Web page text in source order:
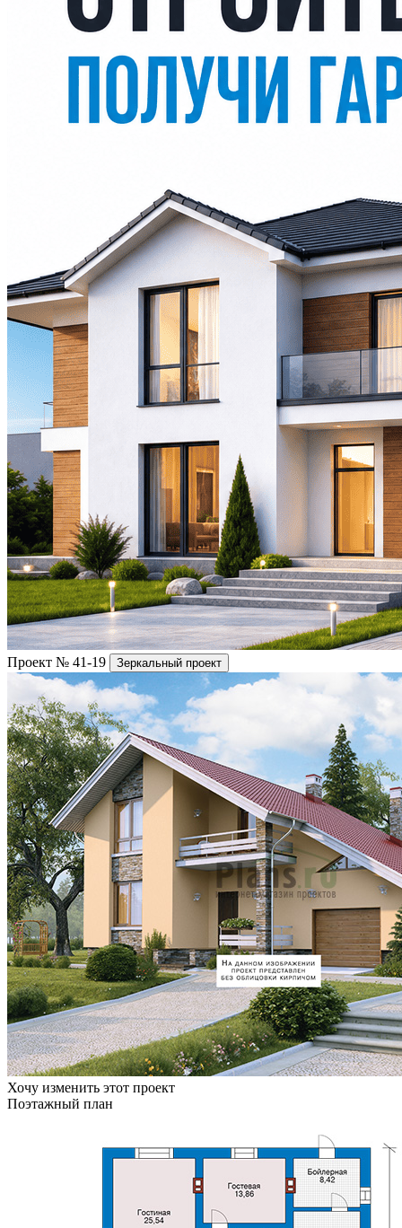
Проект № 41-19 Зеркальный проект
Хочу изменить этот проект
Поэтажный план